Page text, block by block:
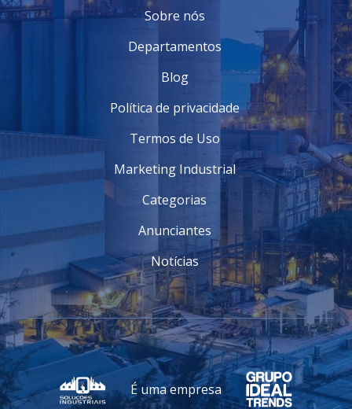
Sobre nós
Departamentos
Blog
Política de privacidade
Termos de Uso
Marketing Industrial
Categorias
Anunciantes
Notícias
É uma empresa